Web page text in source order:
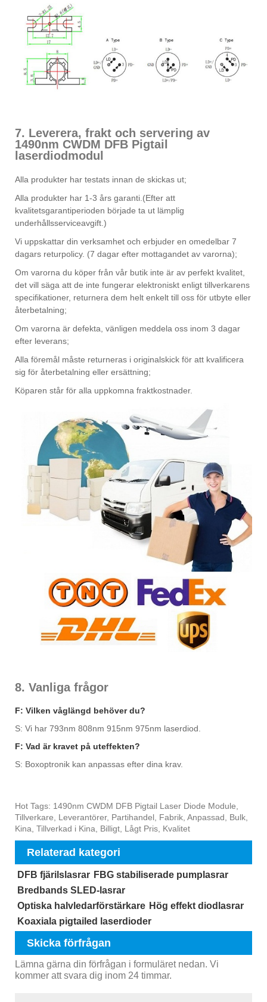
7. Leverera, frakt och servering av
1490nm CWDM DFB Pigtail
laserdiodmodul
Alla produkter har testats innan de skickas ut;
Alla produkter har 1-3 års garanti.(Efter att
kvalitetsgarantiperioden började ta ut lämplig
underhållsserviceavgift.)
Vi uppskattar din verksamhet och erbjuder en omedelbar 7
dagars returpolicy. (7 dagar efter mottagandet av varorna);
Om varorna du köper från vår butik inte är av perfekt kvalitet,
det vill säga att de inte fungerar elektroniskt enligt tillverkarens
specifikationer, returnera dem helt enkelt till oss för utbyte eller
återbetalning;
Om varorna är defekta, vänligen meddela oss inom 3 dagar
efter leverans;
Alla föremål måste returneras i originalskick för att kvalificera
sig för återbetalning eller ersättning;
Köparen står för alla uppkomna fraktkostnader.
8. Vanliga frågor
F: Vilken våglängd behöver du?
S: Vi har 793nm 808nm 915nm 975nm laserdiod.
F: Vad är kravet på uteffekten?
S: Boxoptronik kan anpassas efter dina krav.
Hot Tags: 1490nm CWDM DFB Pigtail Laser Diode Module,
Tillverkare, Leverantörer, Partihandel, Fabrik, Anpassad, Bulk,
Kina, Tillverkad i Kina, Billigt, Lågt Pris, Kvalitet
Relaterad kategori
DFB fjärilslasrar FBG stabiliserade pumplasrar
Bredbands SLED-lasrar
Optiska halvledarförstärkare Hög effekt diodlasrar
Koaxiala pigtailed laserdioder
Skicka förfrågan
Lämna gärna din förfrågan i formuläret nedan. Vi
kommer att svara dig inom 24 timmar.